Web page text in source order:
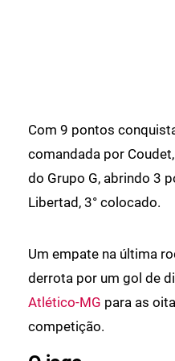
Com 9 pontos
comandada por
do Grupo G, abrindo 3
Libertad, 3° colocado.
Um empate na última
derrota por um gol de
Atlético-MG para as
competição.